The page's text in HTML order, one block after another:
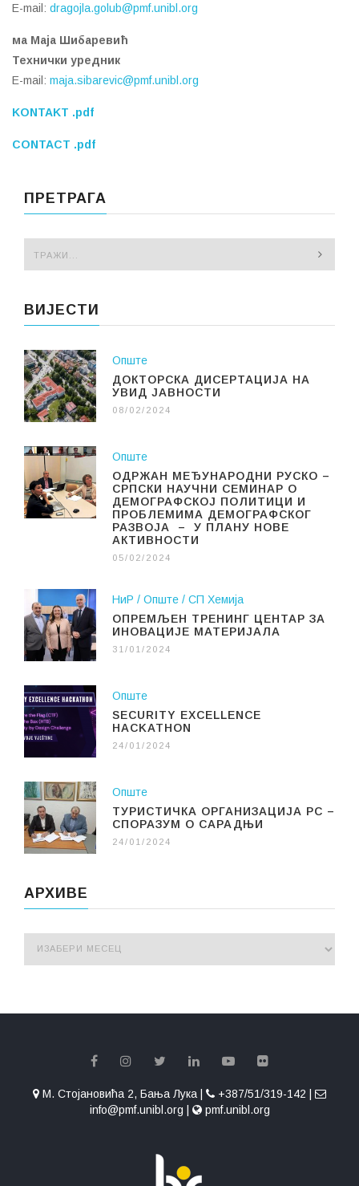
E-mail: dragojla.golub@pmf.unibl.org
ма Маја Шибаревић
Технички уредник
E-mail: maja.sibarevic@pmf.unibl.org
KONTAKT .pdf
CONTACT .pdf
ПРЕТРАГА
ВИЈЕСТИ
Опште
ДОКТОРСКА ДИСЕРТАЦИЈА НА
УВИД ЈАВНОСТИ
08/02/2024
Опште
ОДРЖАН МЕЂУНАРОДНИ РУСКО –
СРПСКИ НАУЧНИ СЕМИНАР О
ДЕМОГРАФСКОЈ ПОЛИТИЦИ И
ПРОБЛЕМИМА ДЕМОГРАФСКОГ
РАЗВОЈА – У ПЛАНУ НОВЕ
АКТИВНОСТИ
05/02/2024
НиР Опште
СП Хемија
ОПРЕМЉЕН ТРЕНИНГ ЦЕНТАР ЗА
ИНОВАЦИЈЕ МАТЕРИЈАЛА
31/01/2024
Опште
SECURITY EXCELLENCE
HACKATHON
24/01/2024
Опште
ТУРИСТИЧКА ОРГАНИЗАЦИЈА РС –
СПОРАЗУМ О САРАДЊИ
24/01/2024
АРХИВЕ
М. Стојановића 2, Бања Лука |
+387/51/319-142 |
info@pmf.unibl.org |
pmf.unibl.org